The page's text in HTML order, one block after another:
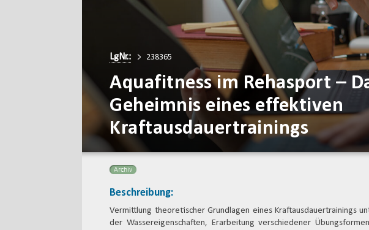
LgNr.: 238365
Aquafitness im Rehasport –
Geheimnis eines effektiven
Kraftausdauertrainings
Archiv
Beschreibung:
Vermittlung theoretischer Grundlagen eines Kraftausdauertrainings
der Wassereigenschaften, Erarbeitung verschiedener